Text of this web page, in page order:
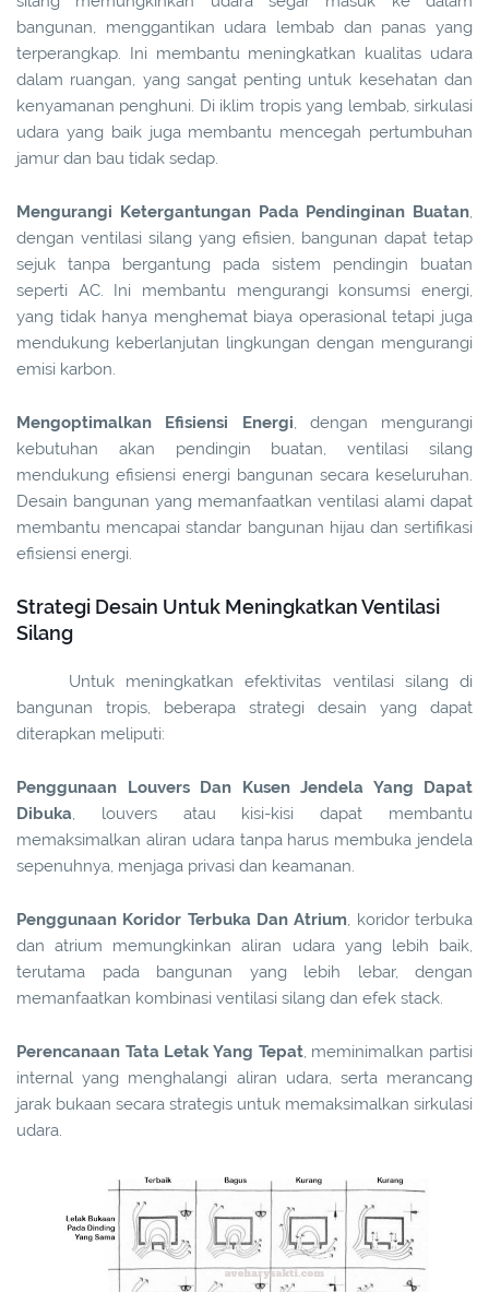
bangunan, menggantikan udara lembab dan panas yang
terperangkap. Ini membantu meningkatkan kualitas udara
dalam ruangan, yang sangat penting untuk kesehatan dan
kenyamanan penghuni. Di iklim tropis yang lembab, sirkulasi
udara yang baik juga membantu mencegah pertumbuhan
jamur dan bau tidak sedap.
Mengurangi Ketergantungan Pada Pendinginan Buatan,
dengan ventilasi silang yang efisien, bangunan dapat tetap
sejuk tanpa bergantung pada sistem pendingin buatan
seperti AC. Ini membantu mengurangi konsumsi energi,
yang tidak hanya menghemat biaya operasional tetapi juga
mendukung keberlanjutan lingkungan dengan mengurangi
emisi karbon.
Mengoptimalkan Efisiensi Energi, dengan mengurangi
kebutuhan akan pendingin buatan, ventilasi silang
mendukung efisiensi energi bangunan secara keseluruhan.
Desain bangunan yang memanfaatkan ventilasi alami dapat
membantu mencapai standar bangunan hijau dan sertifikasi
efisiensi energi.
Strategi Desain Untuk Meningkatkan Ventilasi
Silang
Untuk meningkatkan efektivitas ventilasi silang di
bangunan tropis, beberapa strategi desain yang dapat
diterapkan meliputi:
Penggunaan Louvers Dan Kusen Jendela Yang Dapat
Dibuka, louvers atau kisi-kisi dapat membantu
memaksimalkan aliran udara tanpa harus membuka jendela
sepenuhnya, menjaga privasi dan keamanan.
Penggunaan Koridor Terbuka Dan Atrium, koridor terbuka
dan atrium memungkinkan aliran udara yang lebih baik,
terutama pada bangunan yang lebih lebar, dengan
memanfaatkan kombinasi ventilasi silang dan efek stack.
Perencanaan Tata Letak Yang Tepat, meminimalkan partisi
internal yang menghalangi aliran udara, serta merancang
jarak bukaan secara strategis untuk memaksimalkan sirkulasi
udara.